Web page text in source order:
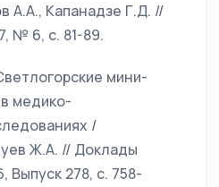
А.А., Капанадзе Г.Д. //
№ 6, с. 81-89.
мини-
медико-
/
Ж.А. // Доклады
Выпуск 278, с. 758-